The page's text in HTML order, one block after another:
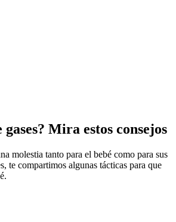
gases? Mira estos consejos
molestia tanto para el bebé como para sus
te compartimos algunas tácticas para que